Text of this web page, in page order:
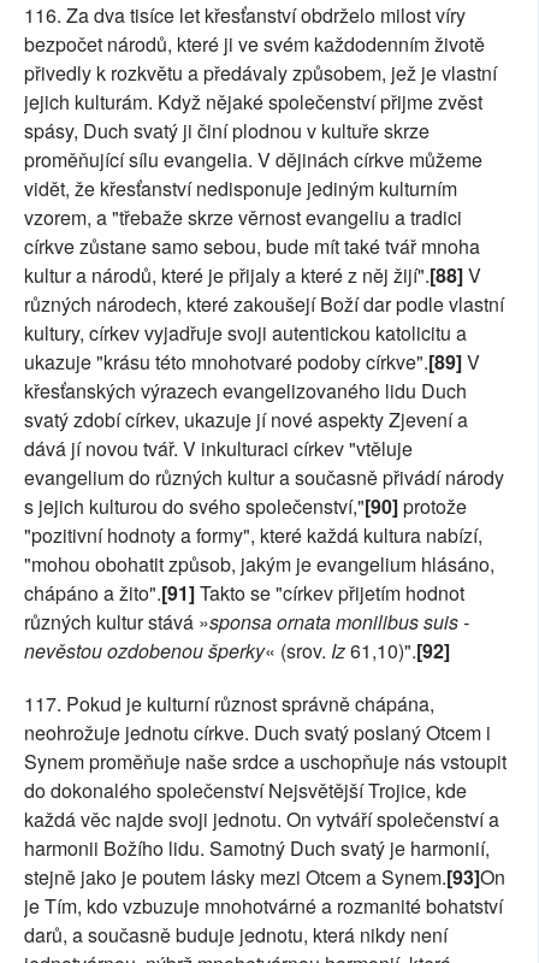
116. Za dva tisíce let křesťanství obdrželo milost víry
bezpočet národů, které ji ve svém každodenním životě
přivedly k rozkvětu a předávaly způsobem, jež je vlastní
jejich kulturám. Když nějaké společenství přijme zvěst
spásy, Duch svatý ji činí plodnou v kultuře skrze
proměňující sílu evangelia. V dějinách církve můžeme
vidět, že křesťanství nedisponuje jediným kulturním
vzorem, a "třebaže skrze věrnost evangeliu a tradici
církve zůstane samo sebou, bude mít také tvář mnoha
kultur a národů, které je přijaly a které z něj žijí".[88]V
různých národech, které zakoušejí Boží dar podle vlastní
kultury, církev vyjadřuje svoji autentickou katolicitu a
ukazuje "krásu této mnohotvaré podoby církve".[89]V
křesťanských výrazech evangelizovaného lidu Duch
svatý zdobí církev, ukazuje jí nové aspekty Zjevení a
dává jí novou tvář. V inkulturaci církev "vtěluje
evangelium do různých kultur a současně přivádí národy
s jejich kulturou do svého společenství,"[90]protože
"pozitivní hodnoty a formy", které každá kultura nabízí,
"mohou obohatit způsob, jakým je evangelium hlásáno,
chápáno a žito".[91]Takto se "církev přijetím hodnot
různých kultur stává »sponsa ornata monilibus suis -
nevěstou ozdobenou šperky« (srov. Iz61,10)".[92]
117. Pokud je kulturní různost správně chápána,
neohrožuje jednotu církve. Duch svatý poslaný Otcem i
Synem proměňuje naše srdce a uschopňuje nás vstoupit
do dokonalého společenství Nejsvětější Trojice, kde
každá věc najde svoji jednotu. On vytváří společenství a
harmonii Božího lidu. Samotný Duch svatý je harmonií,
stejně jako je poutem lásky mezi Otcem a Synem.[93]On
je Tím, kdo vzbuzuje mnohotvárné a rozmanité bohatství
darů, a současně buduje jednotu, která nikdy není